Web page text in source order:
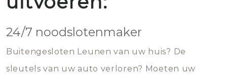
24/7 noodslotenmaker
Buitengesloten Leunen van uw huis? De
sleutels van uw auto verloren? Moeten uw